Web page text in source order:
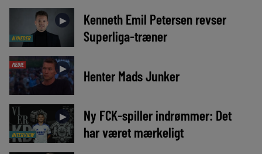
NYHEDER
►
Kenneth Emil Petersen revser
Superliga-træner
MEDIE ► Henter Mads Junker
INTERVIEW
►
Ny FCK-spiller indrømmer: Det
har været mærkeligt